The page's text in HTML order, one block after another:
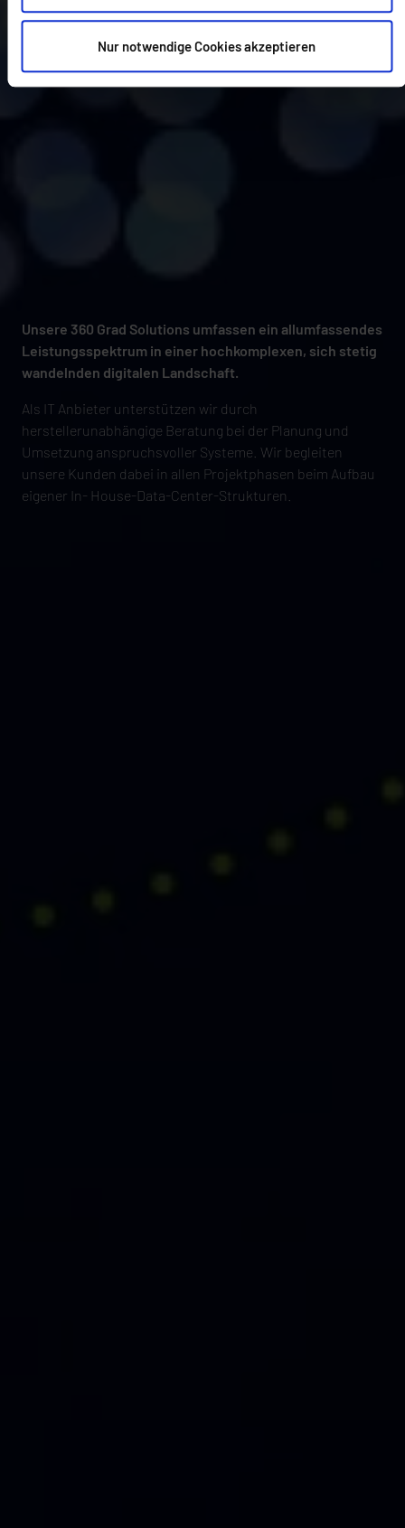
Nur notwendige Cookies akzeptieren
Unsere 360 Grad Solutions umfassen ein allumfassendes
Leistungsspektrum in einer hochkomplexen, sich stetig
wandelnden digitalen Landschaft.
Als IT Anbieter unterstützen wir durch
herstellerunabhängige Beratung bei der Planung und
Umsetzung anspruchsvoller Systeme. Wir begleiten
unsere Kunden dabei in allen Projektphasen beim Aufbau
eigener In- House-Data-Center-Strukturen.